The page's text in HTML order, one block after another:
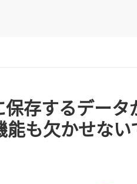
保存するデー
能も欠かせない